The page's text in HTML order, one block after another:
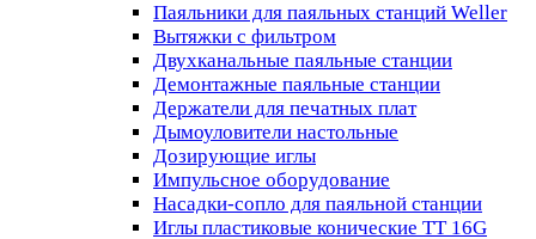
Паяльники для паяльных станций Weller
Вытяжки с фильтром
Двухканальные паяльные станции
Демонтажные паяльные станции
Держатели для печатных плат
Дымоуловители настольные
Дозирующие иглы
Импульсное оборудование
Насадки-сопло для паяльной станции
Иглы пластиковые конические TT 16G